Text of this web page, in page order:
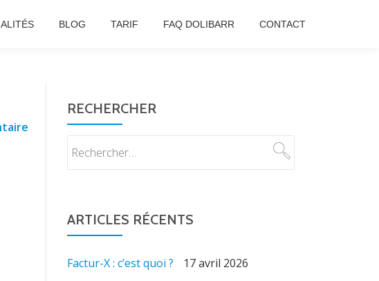
BLOG TARIF FAQ DOLIBARR CONTACT
RECHERCHER
ARTICLES RÉCENTS
Factur-X : c’est quoi ?
17 avril 2026